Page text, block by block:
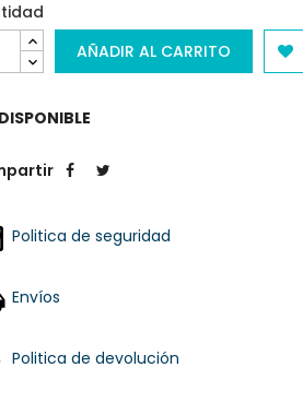
AÑADIR AL CARRITO
DISPONIBLE
Politica de seguridad
Envíos
Politica de devolución